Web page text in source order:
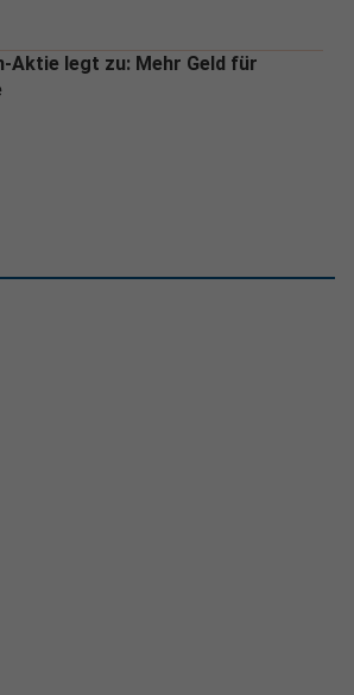
Aktie legt zu: Mehr Geld für